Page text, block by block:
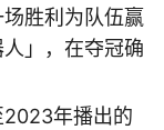
胜利为队伍赢
」，在夺冠确
年播出的